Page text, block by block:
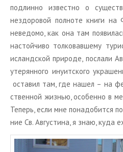
под­лин­но из­вест­но о
нездо­ро­вой пол­но­те книги
неве­до­мо, как она там
на­стой­чи­во тол­ко­вав­ше­му
ис­ланд­ской при­ро­де, по­сла­ли
уте­рян­но­го ину­ит­ско­го
оста­вил там, где нашел – на
ствен­ной жиз­нью, осо­бен­но в
Те­перь, если мне по­на­до­бит­ся
ние Св. Ав­гу­сти­на, я знаю, куда